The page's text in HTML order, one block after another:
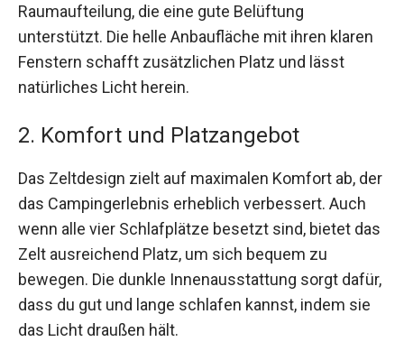
Raumaufteilung, die eine gute Belüftung
unterstützt. Die helle Anbaufläche mit ihren klaren
Fenstern schafft zusätzlichen Platz und lässt
natürliches Licht herein.
2. Komfort und Platzangebot
Das Zeltdesign zielt auf maximalen Komfort ab, der
das Campingerlebnis erheblich verbessert. Auch
wenn alle vier Schlafplätze besetzt sind, bietet das
Zelt ausreichend Platz, um sich bequem zu
bewegen. Die dunkle Innenausstattung sorgt dafür,
dass du gut und lange schlafen kannst, indem sie
das Licht draußen hält.